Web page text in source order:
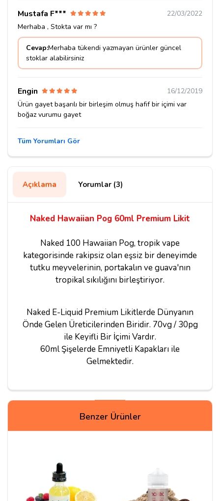
Mustafa F***
22/03/2022
Merhaba , Stokta var mı ?
Cevap:Merhaba tükendi yazmayan ürünler güncel
stoklar alabilirsiniz
Engin
16/12/2019
Ürün gayet başarılı bir birleşim olmuş hafif bir içimi var
boğaz vurumu gayet
Tüm Yorumları Gör
Açıklama Yorumlar (3)
Naked Hawaiian Pog 60ml Premium Likit
Naked 100 Hawaiian Pog, tropik vape
kategorisinde rakipsiz olan eşsiz bir deneyimde
tutku meyvelerinin, portakalın ve guava'nın
tropikal sıkılığını birleştiriyor.
Naked E-Liquid Premium Likitlerde Dünyanın
Önde Gelen Üreticilerinden Biridir. 70vg / 30pg
ile Keyifli Bir İçimi Vardır.
60ml Şişelerde Emniyetli Kapakları ile
Gelmektedir.
6mg stokta var mıdır ?
Benzer Ürünler